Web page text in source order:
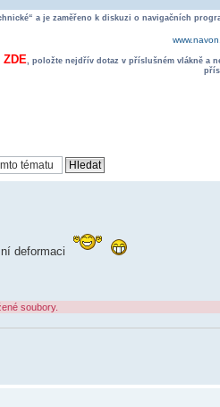
a je zaměřeno k diskuzi o navigačních
ZDE, položte nejdřív dotaz v příslušném vlákně a
deformaci
soubory.